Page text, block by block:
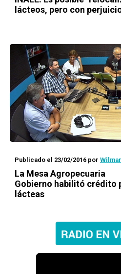
lácteos, pero con
Publicado el 23/02/2016 por
La Mesa Agropecuaria
Gobierno habilitó crédito
lácteas